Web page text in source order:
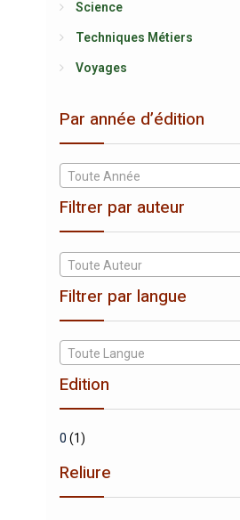
Science
Techniques Métiers
Voyages
Par année d’édition
Toute Année
Filtrer par auteur
Toute Auteur
Filtrer par langue
Toute Langue
Edition
0 (1)
Reliure